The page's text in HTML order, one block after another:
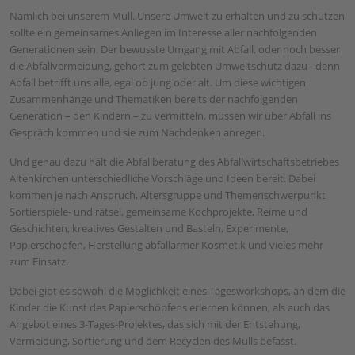
Nämlich bei unserem Müll. Unsere Umwelt zu erhalten und zu schützen
sollte ein gemeinsames Anliegen im Interesse aller nachfolgenden
Generationen sein. Der bewusste Umgang mit Abfall, oder noch besser
die Abfallvermeidung, gehört zum gelebten Umweltschutz dazu - denn
Abfall betrifft uns alle, egal ob jung oder alt. Um diese wichtigen
Zusammenhänge und Thematiken bereits der nachfolgenden
Generation – den Kindern – zu vermitteln, müssen wir über Abfall ins
Gespräch kommen und sie zum Nachdenken anregen.
Und genau dazu hält die Abfallberatung des Abfallwirtschaftsbetriebes
Altenkirchen unterschiedliche Vorschläge und Ideen bereit. Dabei
kommen je nach Anspruch, Altersgruppe und Themenschwerpunkt
Sortierspiele- und rätsel, gemeinsame Kochprojekte, Reime und
Geschichten, kreatives Gestalten und Basteln, Experimente,
Papierschöpfen, Herstellung abfallarmer Kosmetik und vieles mehr
zum Einsatz.
Dabei gibt es sowohl die Möglichkeit eines Tagesworkshops, an dem die
Kinder die Kunst des Papierschöpfens erlernen können, als auch das
Angebot eines 3-Tages-Projektes, das sich mit der Entstehung,
Vermeidung, Sortierung und dem Recyclen des Mülls befasst.